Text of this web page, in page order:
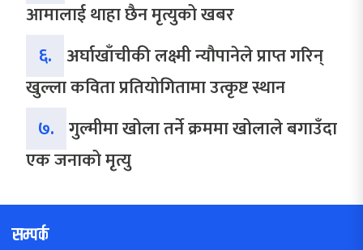
आमालाई थाहा छैन मृत्युको खबर
६. अर्घाखाँचीकी लक्ष्मी न्यौपानेले प्राप्त गरिन्
खुल्ला कविता प्रतियोगितामा उत्कृष्ट स्थान
७. गुल्मीमा खोला तर्ने क्रममा खोलाले बगाउँदा
एक जनाको मृत्यु
सम्पर्क